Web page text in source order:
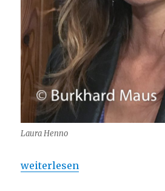
Laura Henno
„Laura Henno – Eldorama –
weiterlesen